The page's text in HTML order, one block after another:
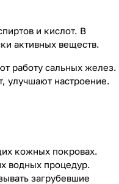
и кислот. В
активных веществ.
работу сальных желез.
улучшают настроение.
кожных покровах.
водных процедур.
загрубевшие